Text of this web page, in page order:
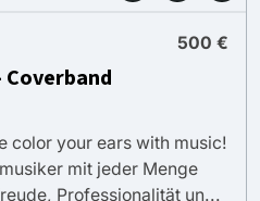
500 €
Coverband
color your ears with music!
mit jeder Menge
Professionalität un...